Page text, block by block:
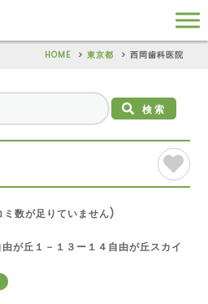
HOME 東京都 西岡歯科医院
検索
数が足りていません)
が丘１－１３ー１４自由が丘スカイ